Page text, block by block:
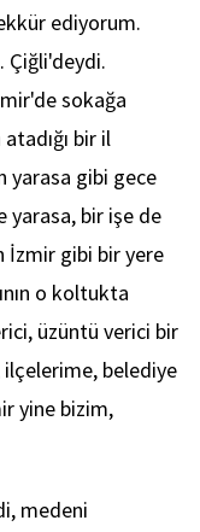
ediyorum.
Çiğli'deydi.
sokağa
bir il
yarasa gibi gece
yarasa, bir işe de
İzmir gibi bir yere
o koltukta
üzüntü verici bir
belediye
yine bizim,
medeni